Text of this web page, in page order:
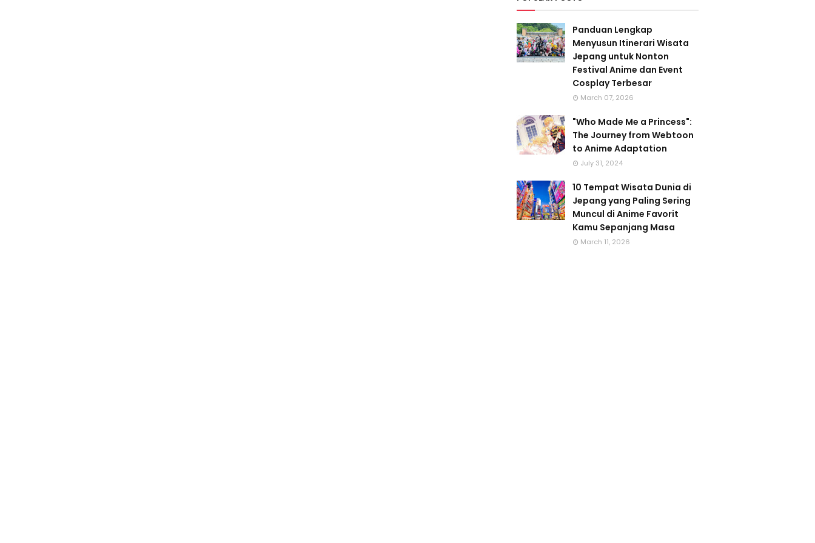
Panduan Lengkap
Menyusun Itinerari Wisata
Jepang untuk Nonton
Festival Anime dan Event
Cosplay Terbesar
March 07, 2026
"Who Made Me a Princess":
The Journey from Webtoon
to Anime Adaptation
July 31, 2024
10 Tempat Wisata Dunia di
Jepang yang Paling Sering
Muncul di Anime Favorit
Kamu Sepanjang Masa
March 11, 2026